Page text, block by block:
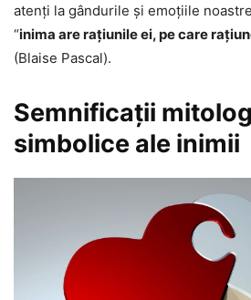
atenţi la gândurile şi emoţiile
“inima are raţiunile ei, pe care
(Blaise Pascal).
Semnificaţii
simbolice ale inimii